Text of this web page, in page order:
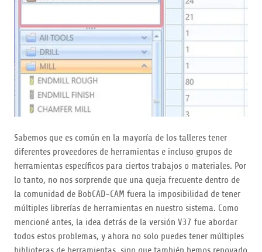
Sabemos que es común en la mayoría de los talleres tener
diferentes proveedores de herramientas e incluso grupos de
herramientas específicos para ciertos trabajos o materiales. Por
lo tanto, no nos sorprende que una queja frecuente dentro de
la comunidad de BobCAD-CAM fuera la imposibilidad de tener
múltiples librerías de herramientas en nuestro sistema. Como
mencioné antes, la idea detrás de la versión V37 fue abordar
todos estos problemas, y ahora no solo puedes tener múltiples